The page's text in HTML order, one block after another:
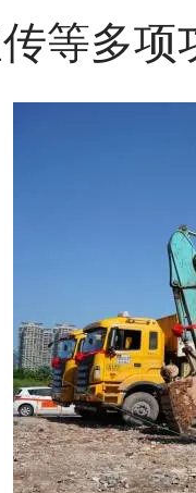
等多项